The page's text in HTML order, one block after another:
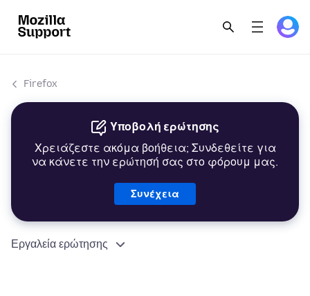
Firefox
Υποβολή ερώτησης
Χρειάζεστε ακόμα βοήθεια; Συνδεθείτε για
να κάνετε την ερώτησή σας στο φόρουμ μας.
Συνέχεια
Εργαλεία ερώτησης